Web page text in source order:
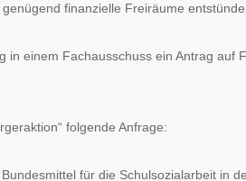
finanzielle Freiräume
in einem Fachausschuss ein Antrag auf
folgende Anfrage:
für die Schulsozialarbeit in